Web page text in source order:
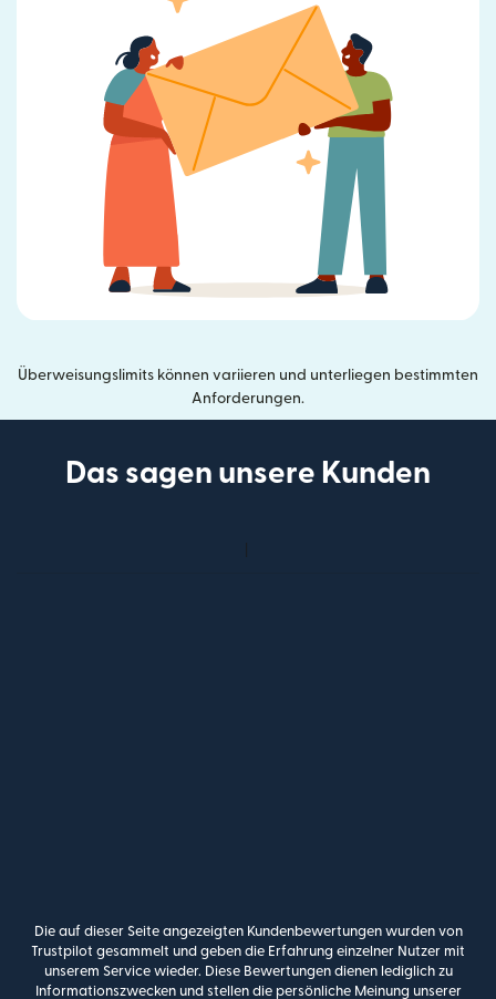
Überweisungslimits können variieren und unterliegen bestimmten
Anforderungen.
Das sagen unsere Kunden
Die auf dieser Seite angezeigten Kundenbewertungen wurden von
Trustpilot gesammelt und geben die Erfahrung einzelner Nutzer mit
unserem Service wieder. Diese Bewertungen dienen lediglich zu
Informationszwecken und stellen die persönliche Meinung unserer